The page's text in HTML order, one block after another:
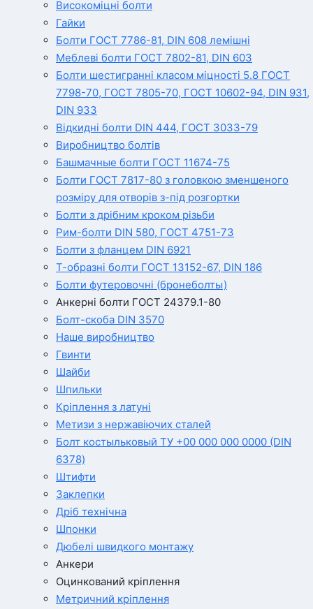
Високоміцні болти
Гайки
Болти ГОСТ 7786-81, DIN 608 лемішні
Меблеві болти ГОСТ 7802-81, DIN 603
Болти шестигранні класом міцності 5.8 ГОСТ
7798-70, ГОСТ 7805-70, ГОСТ 10602-94, DIN 931,
DIN 933
Відкидні болти DIN 444, ГОСТ 3033-79
Виробництво болтів
Башмачные болти ГОСТ 11674-75
Болти ГОСТ 7817-80 з головкою зменшеного
розміру для отворів з-під розгортки
Болти з дрібним кроком різьби
Рим-болти DIN 580, ГОСТ 4751-73
Болти з фланцем DIN 6921
Т-образні болти ГОСТ 13152-67, DIN 186
Болти футеровочні (бронеболты)
Анкерні болти ГОСТ 24379.1-80
Болт-скоба DIN 3570
Наше виробництво
Гвинти
Шайби
Шпильки
Кріплення з латуні
Метизи з нержавіючих сталей
Болт костыльковый ТУ +00 000 000 0000 (DIN
6378)
Штифти
Заклепки
Дріб технічна
Шпонки
Дюбелі швидкого монтажу
Анкери
Оцинкований кріплення
Метричний кріплення